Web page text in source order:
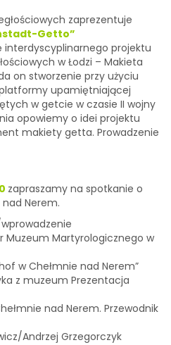
zaprezentuje
Getto”
projektu
w Łodzi – Makieta
on stworzenie przy użyciu
upamiętniającej
w getcie w czasie II wojny
opowiemy o idei projektu
makiety getta. Prowadzenie
zapraszamy na spotkanie o
nad Nerem.
Muzeum Martyrologicznego w
w Chełmnie nad Nerem”
z muzeum Prezentacja
nad Nerem. Przewodnik
Andrzej Grzegorczyk